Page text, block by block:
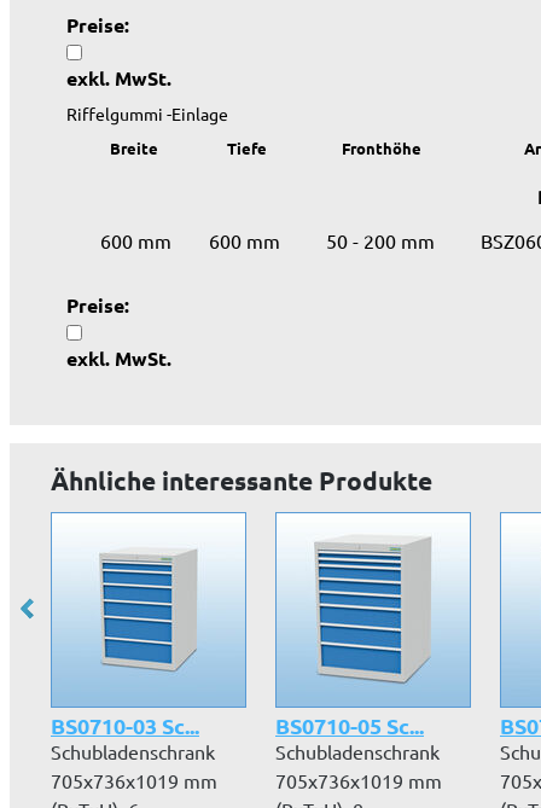
Preise:
exkl. MwSt.
Riffelgummi -Einlage
Breite Tiefe Fronthöhe
600 mm 600 mm 50 - 200 mm
Preise:
exkl. MwSt.
Ähnliche interessante Produkte
BS0710-03 Sc...
Schubladenschrank
705x736x1019 mm
BS0710-05 Sc...
Schubladenschrank
705x736x1019 mm